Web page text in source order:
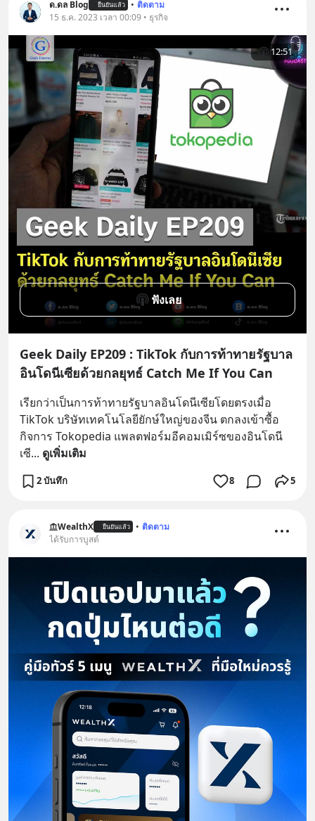
ด.ดล Blog ยืนยันแล้ว • ติดตาม
15 ธ.ค. 2023 เวลา 00:09 • ธุรกิจ
12:51
ฟังเลย
Geek Daily EP209 : TikTok กับการท้าทายรัฐบาล
อินโดนีเซียด้วยกลยุทธ์ Catch Me If You Can
เรียกว่าเป็นการท้าทายรัฐบาลอินโดนีเซียโดยตรงเมื่อ
TikTok บริษัทเทคโนโลยียักษ์ใหญ่ของจีน ตกลงเข้าซื้อ
กิจการ Tokopedia แพลตฟอร์มอีคอมเมิร์ซของอินโดนี
เซี... ดูเพิ่มเติม
2 บันทึก 8 5
WealthX ยืนยันแล้ว • ติดตาม
ได้รับการบูสต์